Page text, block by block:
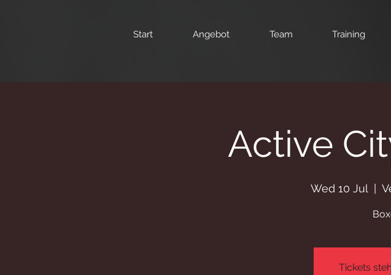
Start Angebot Team Training
Active
Wed 10 Jul
Tickets